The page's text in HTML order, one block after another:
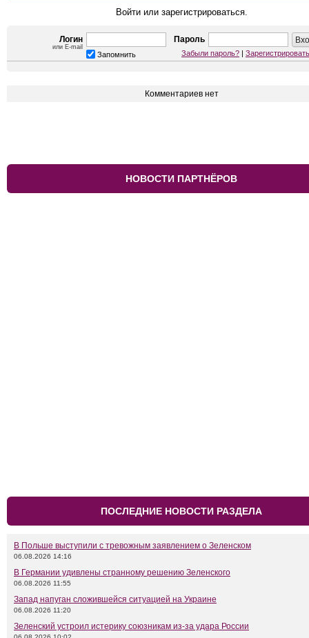
Войти или зарегистрироваться.
Логин
или E-mail
Пароль
Запомнить Забыли пароль? |
Комментариев нет
НОВОСТИ ПАРТНЁРОВ
ПОСЛЕДНИЕ НОВОСТИ РАЗДЕЛА
В Польше выступили с тревожным заявлением о Зеленском
06.08.2026 14:16
В Германии удивлены странному решению Зеленского
06.08.2026 11:55
Запад напуган сложившейся ситуацией на Украине
06.08.2026 11:20
Зеленский устроил истерику союзникам из-за удара России